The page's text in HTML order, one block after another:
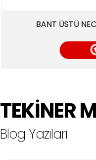
BANT ÜSTÜ NEODYUM
İncele
TEKİNER
Blog Yazıları